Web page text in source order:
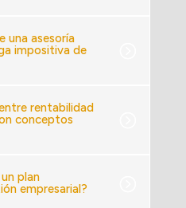
una asesoría
impositiva de
rentabilidad
conceptos
plan
empresarial?